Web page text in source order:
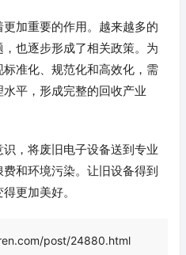
加重要的作用。越来越多的
也逐步形成了相关政策。为
准化、规范化和高效化，需
平，形成完整的回收产业
，将废旧电子设备送到专业
和环境污染。让旧设备得到
更加美好。
post/24880.html